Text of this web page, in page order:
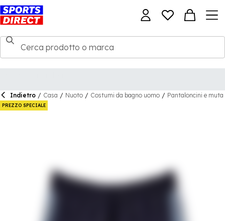
Indietro / Casa / Nuoto / Costumi da bagno uomo / Pantaloncini e
PREZZO SPECIALE